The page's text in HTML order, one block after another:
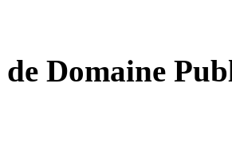
Domaine